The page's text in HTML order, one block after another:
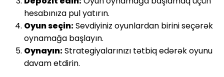
hesabınıza pul yatırın.
Oyun seçin:Sevdiyiniz oyunlardan birini seçərək
oynamağa başlayın.
Oynayın:Strategiyalarınızı tətbiq edərək oyunu
davam etdirin.